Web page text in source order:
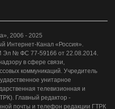
2006 - 2025
Интернет-Канал «Россия».
Эл № ФС 77-59166 от 22.08.2014.
в сфере связи,
коммуникаций. Учредитель
унитарное
телевизионная и
Главный редактор -
почты и телефон редакции ГТРК